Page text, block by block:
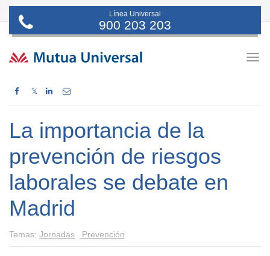
Línea Universal
900 203 203
𝕏
La importancia de la
prevención de riesgos
laborales se debate en
Madrid
Temas: Jornadas Prevención